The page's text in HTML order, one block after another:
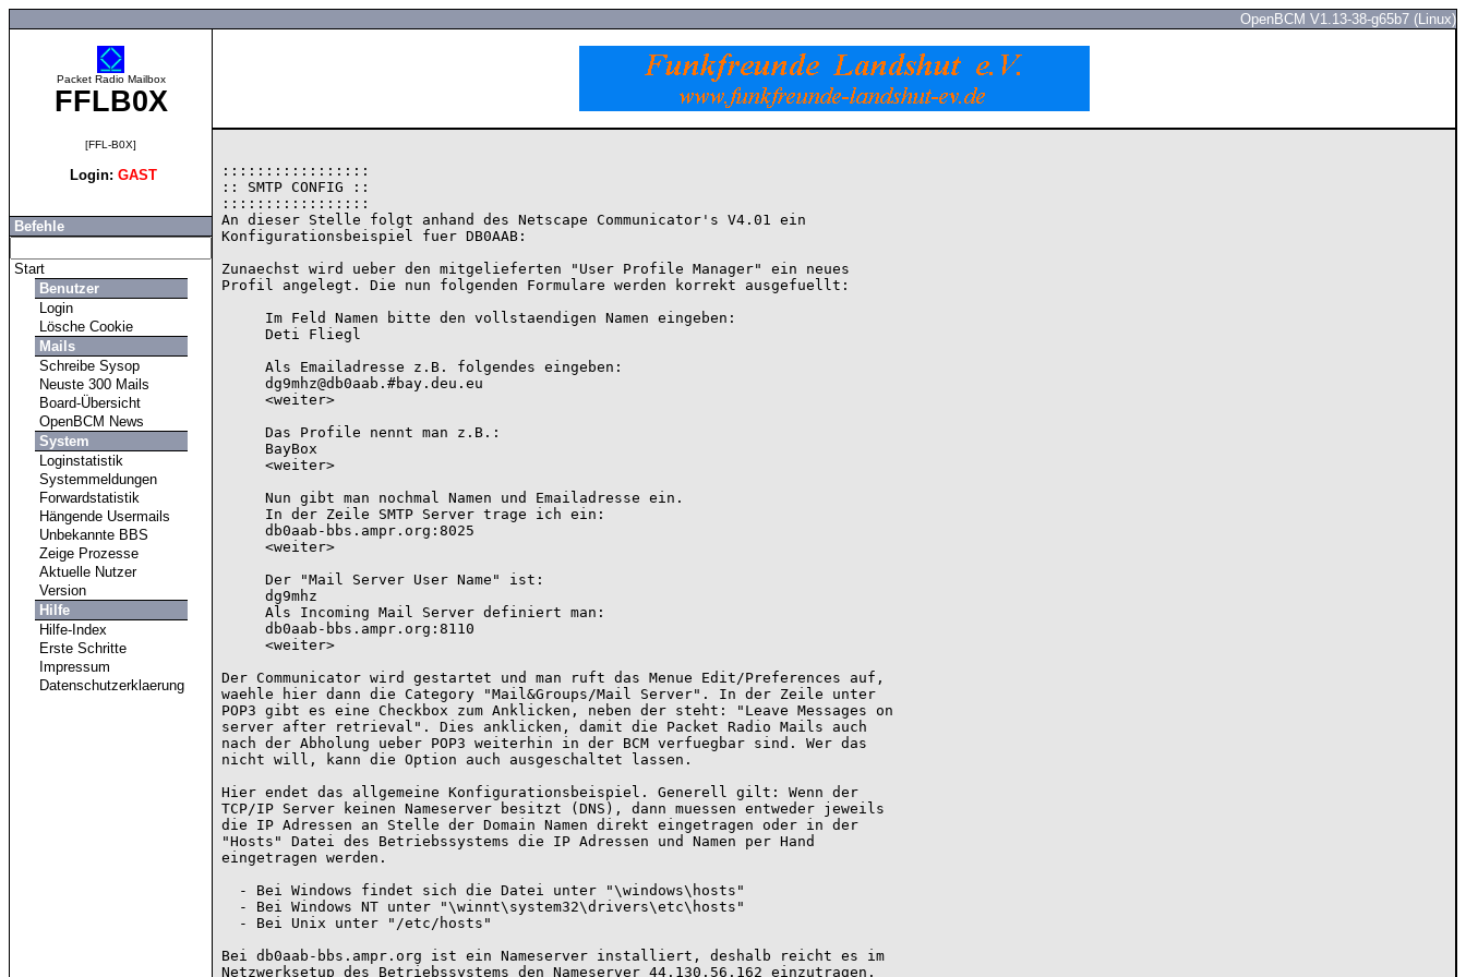
OpenBCM V1.13-38-g65b7 (Linux)
Packet Radio Mailbox
FFLB0X
[FFL-B0X]
Login: GAST
Befehle
Start
Benutzer
Login
Lösche Cookie
Mails
Schreibe Sysop
Neuste 300 Mails
Board-Übersicht
OpenBCM News
System
Loginstatistik
Systemmeldungen
Forwardstatistik
Hängende Usermails
Unbekannte BBS
Zeige Prozesse
Aktuelle Nutzer
Version
Hilfe
Hilfe-Index
Erste Schritte
Impressum
Datenschutzerklaerung
:::::::::::::::::
:: SMTP CONFIG ::
:::::::::::::::::
An dieser Stelle folgt anhand des Netscape Communicator's V4.01 ein
Konfigurationsbeispiel fuer DB0AAB:
Zunaechst wird ueber den mitgelieferten "User Profile Manager" ein neues
Profil angelegt. Die nun folgenden Formulare werden korrekt ausgefuellt:
Der Communicator wird gestartet und man ruft das Menue Edit/Preferences auf,
waehle hier dann die Category "Mail&Groups/Mail Server". In der Zeile unter
POP3 gibt es eine Checkbox zum Anklicken, neben der steht: "Leave Messages on
server after retrieval". Dies anklicken, damit die Packet Radio Mails auch
nach der Abholung ueber POP3 weiterhin in der BCM verfuegbar sind. Wer das
nicht will, kann die Option auch ausgeschaltet lassen.
Hier endet das allgemeine Konfigurationsbeispiel. Generell gilt: Wenn der
TCP/IP Server keinen Nameserver besitzt (DNS), dann muessen entweder jeweils
die IP Adressen an Stelle der Domain Namen direkt eingetragen oder in der
"Hosts" Datei des Betriebssystems die IP Adressen und Namen per Hand
eingetragen werden.
Bei db0aab-bbs.ampr.org ist ein Nameserver installiert, deshalb reicht es im